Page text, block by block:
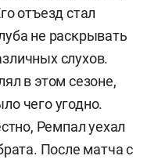
отъезд стал
не раскрывать
слухов.
в этом сезоне,
чего угодно.
Ремпал уехал
После матча с